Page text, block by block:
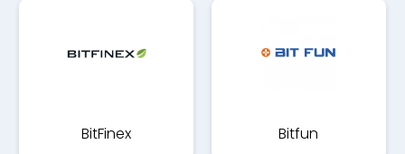
BitFinex Bitfun